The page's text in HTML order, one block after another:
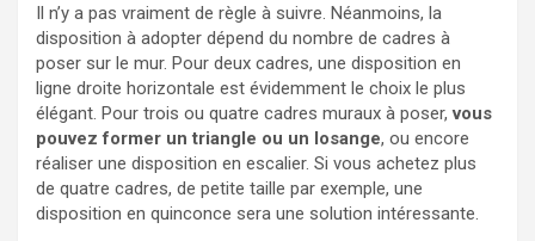
Il n’y a pas vraiment de règle à suivre. Néanmoins, la
disposition à adopter dépend du nombre de cadres à
poser sur le mur. Pour deux cadres, une disposition en
ligne droite horizontale est évidemment le choix le plus
élégant. Pour trois ou quatre cadres muraux à poser,vous
pouvez former un triangle ou un losange, ou encore
réaliser une disposition en escalier. Si vous achetez plus
de quatre cadres, de petite taille par exemple, une
disposition en quinconce sera une solution intéressante.